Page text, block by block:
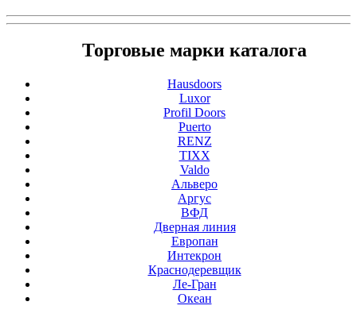
Торговые марки каталога
Hausdoors
Luxor
Profil Doors
Puerto
RENZ
TIXX
Valdo
Альверо
Аргус
ВФД
Дверная линия
Европан
Интекрон
Краснодеревщик
Ле-Гран
Океан